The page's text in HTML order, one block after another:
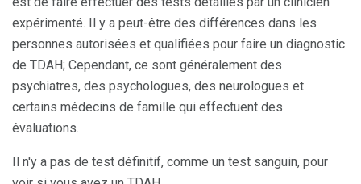
expérimenté. Il y a peut-être des différences dans les
personnes autorisées et qualifiées pour faire un diagnostic
de TDAH; Cependant, ce sont généralement des
psychiatres, des psychologues, des neurologues et
certains médecins de famille qui effectuent des
évaluations.
Il n'y a pas de test définitif, comme un test sanguin, pour